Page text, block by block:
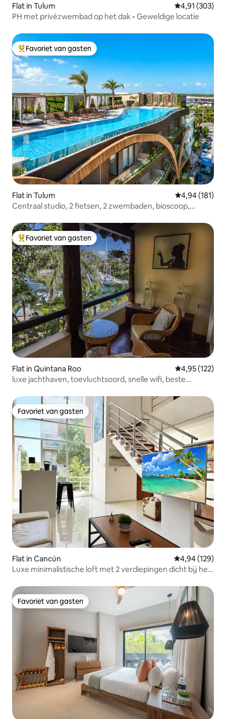
Flat in Tulum Gemiddelde
4,91 (303)
PH met privézwembad op het dak • Geweldige locatie
Topfavoriet van gasten
Favoriet van gasten
Flat in Tulum Gemiddelde
4,94 (181)
Centraal studio, 2 fietsen, 2 zwembaden, bioscoop,
Topfavoriet van gasten
Favoriet van gasten
Flat in Quintana Roo Gemiddelde
4,95 (122)
luxe jachthaven, toevluchtsoord, snelle wifi, beste
Favoriet van gasten
Favoriet van gasten
Flat in Cancún Gemiddelde
4,94 (129)
Luxe minimalistische loft met 2 verdiepingen dicht bij het
Favoriet van gasten
Favoriet van gasten